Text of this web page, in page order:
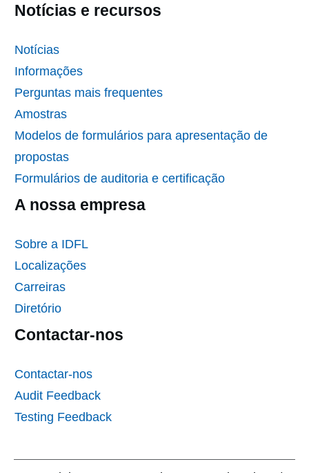
Notícias e recursos
Notícias
Informações
Perguntas mais frequentes
Amostras
Modelos de formulários para apresentação de
propostas
Formulários de auditoria e certificação
A nossa empresa
Sobre a IDFL
Localizações
Carreiras
Diretório
Contactar-nos
Contactar-nos
Audit Feedback
Testing Feedback